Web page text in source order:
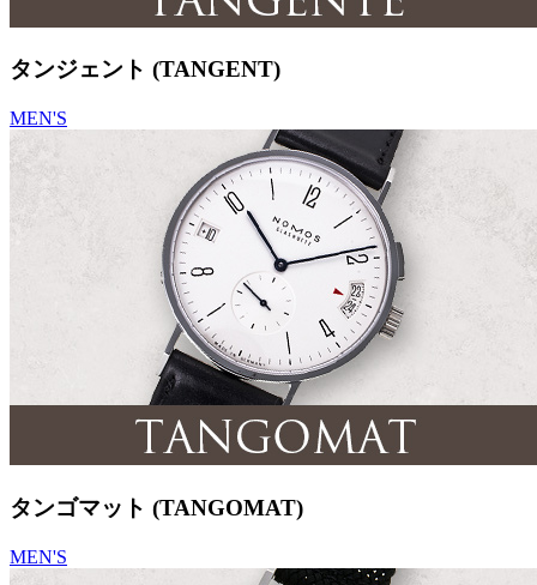
タンジェント (TANGENT)
MEN'S
タンゴマット (TANGOMAT)
MEN'S